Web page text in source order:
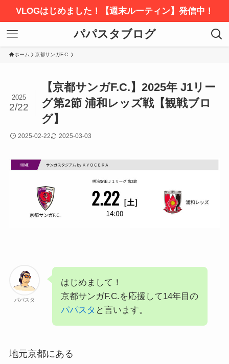
VLOGはじめました！【週末ルーティン】発信中！
パパスタブログ
ホーム 京都サンガF.C.
【京都サンガF.C.】2025年 J1リー
グ第2節 浦和レッズ戦【観戦ブロ
グ】
2025
2/22
2025-02-22 2025-03-03
パパスタ
はじめまして！
京都サンガF.C.を応援して14年目の
パパスタ と言います。
地元京都にある